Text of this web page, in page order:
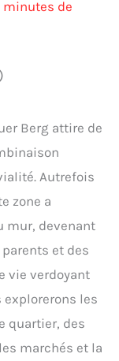
minutes de
Berg attire de
Autrefois
zone a
mur, devenant
et des
vie verdoyant
explorerons les
quartier, des
marchés et la